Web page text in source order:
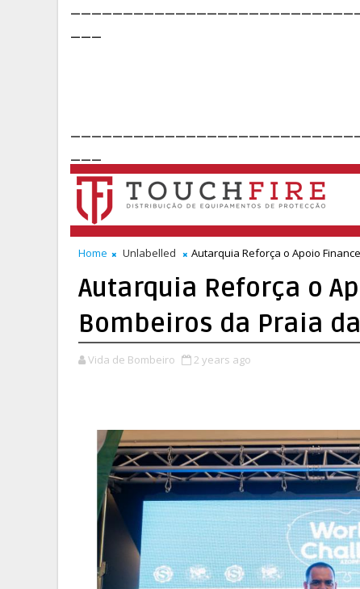
Home Unlabelled Autarquia Reforça o Apoio
Autarquia Reforça o
Bombeiros da Praia
Vida de Bombeiro 2 years ago